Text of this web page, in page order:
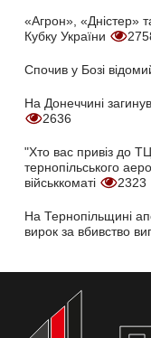
«Агрон», «Дністер»
Кубку України
Спочив у Бозі
На Донеччині
2636
"Хто вас привіз до
тернопільського
військкоматі
2323
На Тернопільщині
вирок за вбивство